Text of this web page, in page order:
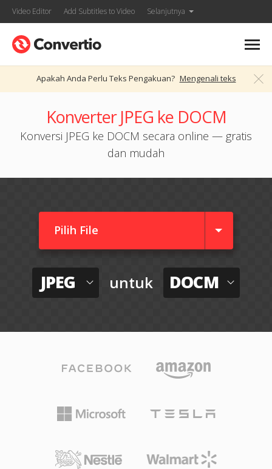
Video Editor Add Subtitles to Video Selanjutnya
Apakah Anda Perlu Teks Pengakuan? Mengenali teks
Konverter JPEG ke DOCM
Konversi JPEG ke DOCM secara online — gratis
dan mudah
Pilih File
JPEG untuk DOCM